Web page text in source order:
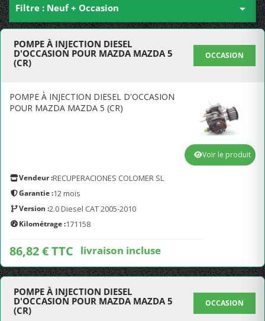
Filtre : Neuf + Occasion 
POMPE À INJECTION DIESEL
D'OCCASION POUR MAZDA MAZDA 5
(CR)
OCCASION
POMPE À INJECTION DIESEL D'OCCASION
POUR MAZDA MAZDA 5 (CR)
Vendeur :RECUPERACIONES COLOMER SL
Garantie :12 mois
Version :2.0 Diesel CAT 2005-2010
Kilométrage :171158
86,82 € TTC livraison incluse
Voir le produit
POMPE À INJECTION DIESEL
D'OCCASION POUR MAZDA MAZDA 5
(CR)
OCCASION